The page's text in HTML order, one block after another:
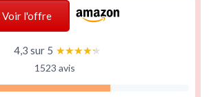
Voir l'offre
4,3 sur 5 ★★★★★
★★★★★
1523 avis